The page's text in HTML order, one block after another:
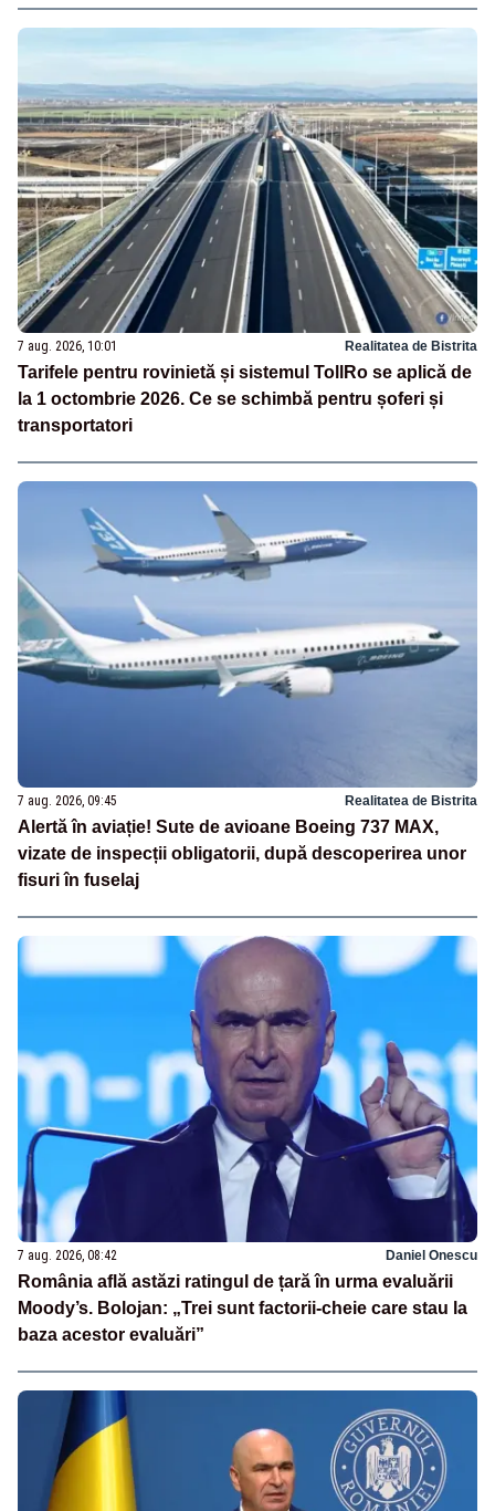
7 aug. 2026, 10:01 Realitatea de Bistrita
Tarifele pentru rovinietă și sistemul TollRo se aplică de
la 1 octombrie 2026. Ce se schimbă pentru șoferi și
transportatori
7 aug. 2026, 09:45 Realitatea de Bistrita
Alertă în aviație! Sute de avioane Boeing 737 MAX,
vizate de inspecții obligatorii, după descoperirea unor
fisuri în fuselaj
7 aug. 2026, 08:42 Daniel Onescu
România află astăzi ratingul de țară în urma evaluării
Moody’s. Bolojan: „Trei sunt factorii-cheie care stau la
baza acestor evaluări”